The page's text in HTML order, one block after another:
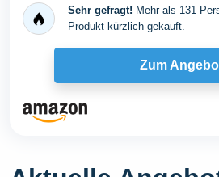
Sehr gefragt! Mehr als 131
Produkt kürzlich gekauft.
Zum